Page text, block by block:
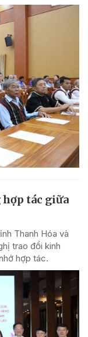
hợp tác giữa
Thanh Hóa và
trao đổi kinh
hợp tác.